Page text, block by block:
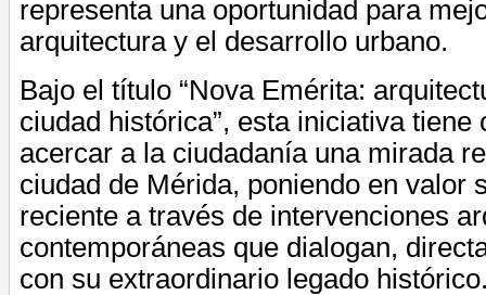
representa una oportunidad para
arquitectura y el desarrollo urbano.
Bajo el título “Nova Emérita:
ciudad histórica”, esta iniciativa tiene
acercar a la ciudadanía una mirada
ciudad de Mérida, poniendo en valor
reciente a través de intervenciones
contemporáneas que dialogan,
con su extraordinario legado